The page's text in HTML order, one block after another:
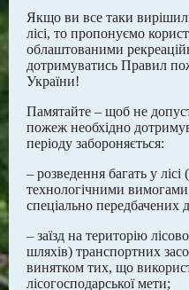
Якщо ви все таки
лісі, то пропонуємо
облаштованими
дотримуватись Правил
України!
Памятайте – щоб не
пожеж необхідно
періоду забороняється:
– розведення багать у
технологічними вимогами
спеціально передбачених
– заїзд на територію
шляхів) транспортних
винятком тих, що
лісогосподарської мети;